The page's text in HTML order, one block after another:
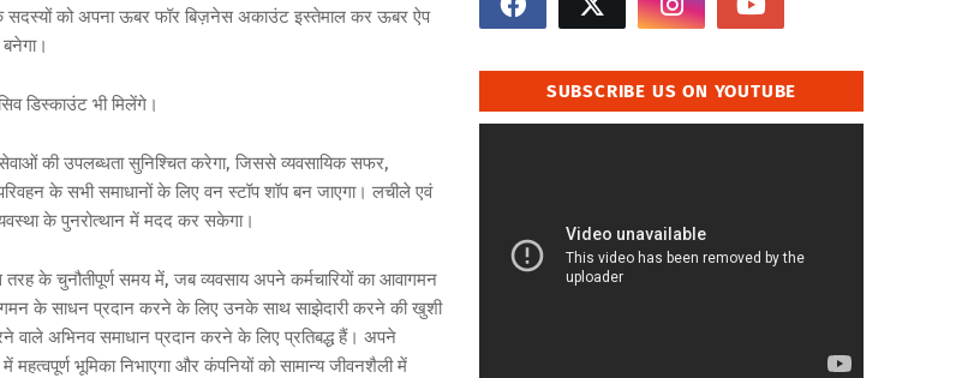
के सदस्यों को अपना ऊबर फॉर बिज़नेस अकाउंट इस्तेमाल कर ऊबर ऐप
डिस्काउंट भी मिलेंगे।
की उपलब्धता सुनिश्चित करेगा, जिससे व्यवसायिक सफर,
के सभी समाधानों के लिए वन स्टॉप शॉप बन जाएगा। लचीले एवं
के पुनरोत्थान में मदद कर सकेगा।
के चुनौतीपूर्ण समय में, जब व्यवसाय अपने कर्मचारियों का आवागमन
के साधन प्रदान करने के लिए उनके साथ साझेदारी करने की खुशी
वाले अभिनव समाधान प्रदान करने के लिए प्रतिबद्ध हैं। अपने
महत्वपूर्ण भूमिका निभाएगा और कंपनियों को सामान्य जीवनशैली में
SUBSCRIBE US ON YOUTUBE